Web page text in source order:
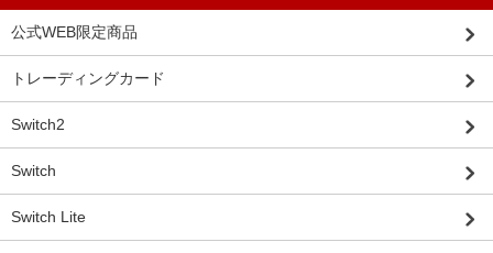
公式WEB限定商品
トレーディングカード
Switch2
Switch
Switch Lite